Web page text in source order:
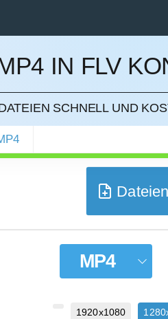
IN FLV
SCHNELL UND
MP4
1920x1080